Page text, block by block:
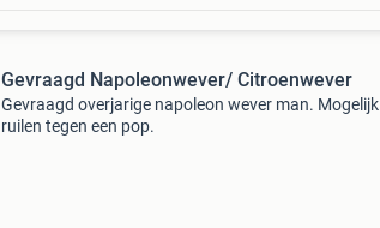
Gevraagd Napoleonwever/ Citroenwever
Gevraagd overjarige napoleon wever man. Mogelijk
ruilen tegen een pop.